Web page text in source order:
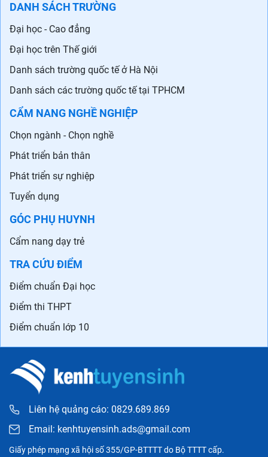
DANH SÁCH TRƯỜNG
Đại học - Cao đẳng
Đại học trên Thế giới
Danh sách trường quốc tế ở Hà Nội
Danh sách các trường quốc tế tại TPHCM
CẨM NANG NGHỀ NGHIỆP
Chọn ngành - Chọn nghề
Phát triển bản thân
Phát triển sự nghiệp
Tuyển dụng
GÓC PHỤ HUYNH
Cẩm nang dạy trẻ
TRA CỨU ĐIỂM
Điểm chuẩn Đại học
Điểm thi THPT
Điểm chuẩn lớp 10
Liên hệ quảng cáo: 0829.689.869
Email: kenhtuyensinh.ads@gmail.com
Giấy phép mạng xã hội số 355/GP-BTTTT do Bộ TTTT cấp.